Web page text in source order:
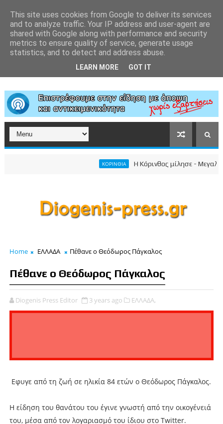
ΚΟΡΙΝΘΙΑ Η Κόρινθος μίλησε -
Home ΕΛΛΑΔΑ Πέθανε ο Θεόδωρος Πάγκαλος
Πέθανε ο Θεόδωρος Πάγκαλος
Diogenis Press Editor 3 years ago ΕΛΛΑΔΑ,
Εφυγε από τη ζωή σε ηλικία 84 ετών ο Θεόδωρος Πάγκαλος.
Η είδηση του θανάτου του έγινε γνωστή από την οικογένειά
του, μέσα από τον λογαριασμό του ίδιου στο Twitter.
This site uses cookies from Google to deliver its services
and to analyze traffic. Your IP address and user-agent are
shared with Google along with performance and security
metrics to ensure quality of service, generate usage
statistics, and to detect and address abuse.
LEARN MORE GOT IT